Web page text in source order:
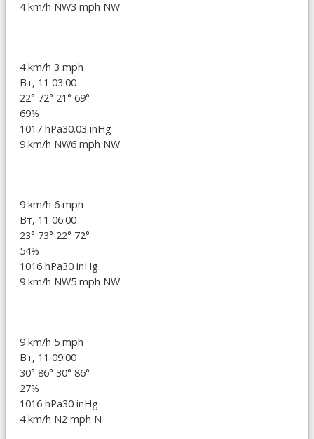
4 km/h NW3 mph NW
4 km/h 3 mph
Вт, 11 03:00
22° 72° 21° 69°
69%
1017 hPa30.03 inHg
9 km/h NW6 mph NW
9 km/h 6 mph
Вт, 11 06:00
23° 73° 22° 72°
54%
1016 hPa30 inHg
9 km/h NW5 mph NW
9 km/h 5 mph
Вт, 11 09:00
30° 86° 30° 86°
27%
1016 hPa30 inHg
4 km/h N2 mph N